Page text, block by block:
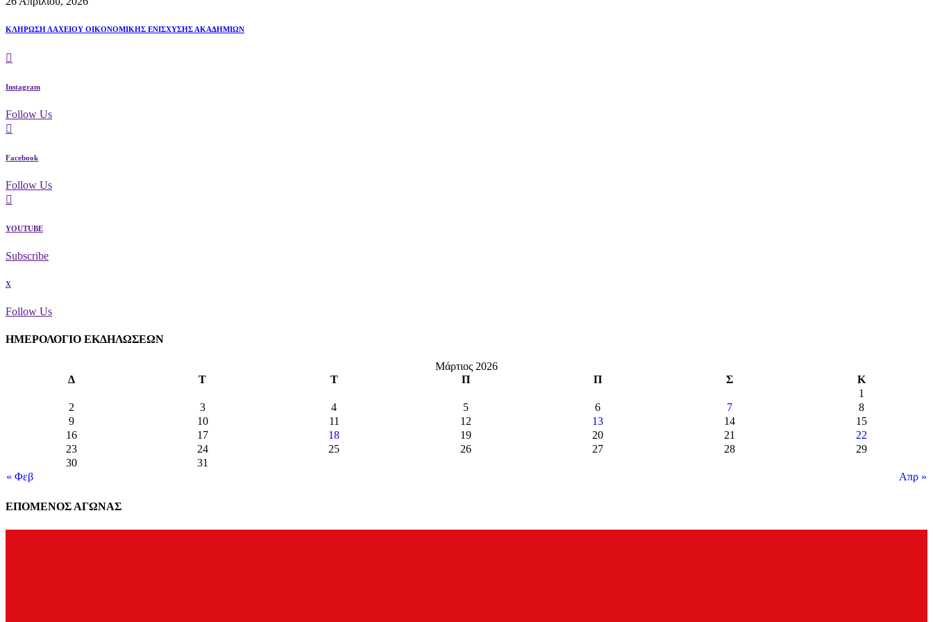
ΚΛΗΡΩΣΗ ΛΑΧΕΙΟΥ ΟΙΚΟΝΟΜΙΚΗΣ ΕΝΙΣΧΥΣΗΣ ΑΚΑΔΗΜΙΩΝ
Instagram
Follow Us
Facebook
Follow Us
YOUTUBE
Subscribe
X
Follow Us
ΗΜΕΡΟΛΟΓΙΟ ΕΚΔΗΛΩΣΕΩΝ
Μάρτιος 2026
Δ
Τ Τ Π Π Σ Κ
« Φεβ Απρ »
1
2
3 4 5 6 7
8
9
10 11 12 13 14
15
16
17 18 19 20 21
22
23
24 25 26 27 28
29
30
31
ΕΠΟΜΕΝΟΣ ΑΓΩΝΑΣ